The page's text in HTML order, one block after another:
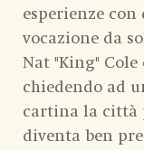
esperienze con
vocazione da
Nat "King"
chiedendo ad
cartina la città
diventa ben